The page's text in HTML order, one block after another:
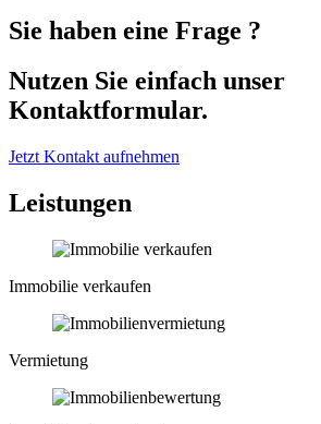
Sie haben eine Frage ?
Nutzen Sie einfach unser
Kontaktformular.
Jetzt Kontakt aufnehmen
Leistungen
Immobilie verkaufen
Vermietung